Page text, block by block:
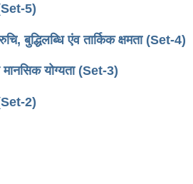
5)
एंव तार्किक क्षमता (Set-4)
योग्यता (Set-3)
2)